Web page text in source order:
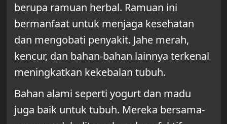
berupa ramuan herbal. Ramuan ini
bermanfaat untuk menjaga kesehatan
dan mengobati penyakit. Jahe merah,
kencur, dan bahan-bahan lainnya terkenal
meningkatkan kekebalan tubuh.
Bahan alami seperti yogurt dan madu
juga baik untuk tubuh. Mereka bersama-